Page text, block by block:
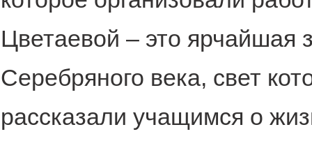
Цветаевой – это ярчайшая
Серебряного века, свет
рассказали учащимся о